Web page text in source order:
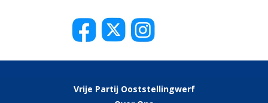
Vrije Partij Ooststellingwerf